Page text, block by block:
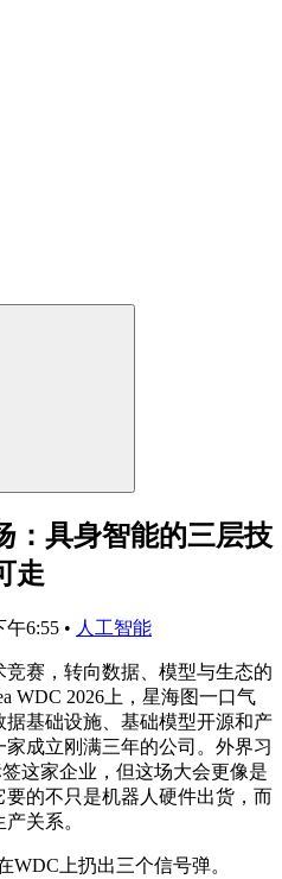
：具身智能的三层技
走
午6:55 • 人工智能
赛，转向数据、模型与生态的
WDC 2026上，星海图一口气
基础设施、基础模型开源和产
成立刚满三年的公司。外界习
这家企业，但这场大会更像是
的不只是机器人硬件出货，而
关系。
WDC上扔出三个信号弹。